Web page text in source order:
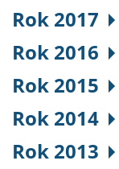
Rok 2017
Rok 2016
Rok 2015
Rok 2014
Rok 2013